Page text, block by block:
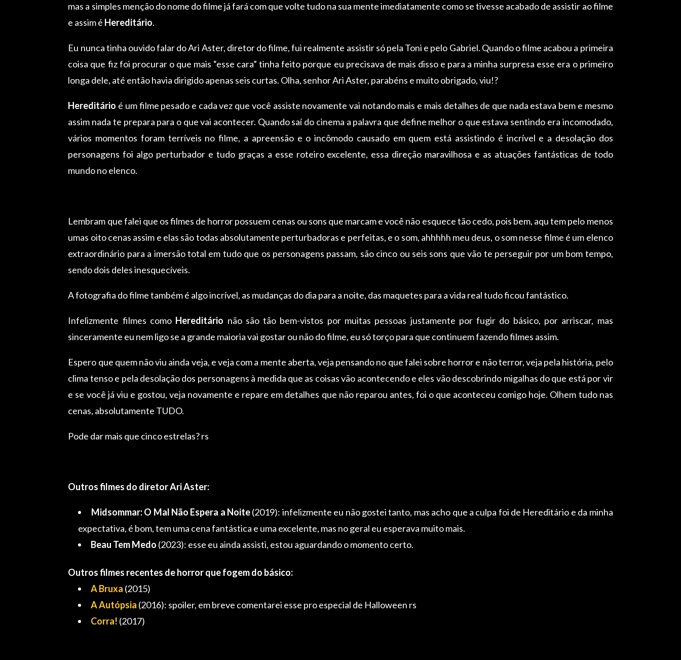
mas a simples menção do nome do filme já fará com que volte tudo na sua mente imediatamente como se tivesse acabado de assistir ao filme
e assim é Hereditário.
Eu nunca tinha ouvido falar do Ari Aster, diretor do filme, fui realmente assistir só pela Toni e pelo Gabriel. Quando o filme acabou a primeira
coisa que fiz foi procurar o que mais “esse cara” tinha feito porque eu precisava de mais disso e para a minha surpresa esse era o primeiro
longa dele, até então havia dirigido apenas seis curtas. Olha, senhor Ari Aster, parabéns e muito obrigado, viu!?
Hereditário é um filme pesado e cada vez que você assiste novamente vai notando mais e mais detalhes de que nada estava bem e mesmo
assim nada te prepara para o que vai acontecer. Quando saí do cinema a palavra que define melhor o que estava sentindo era incomodado,
vários momentos foram terríveis no filme, a apreensão e o incômodo causado em quem está assistindo é incrível e a desolação dos
personagens foi algo perturbador e tudo graças a esse roteiro excelente, essa direção maravilhosa e as atuações fantásticas de todo
mundo no elenco.
Lembram que falei que os filmes de horror possuem cenas ou sons que marcam e você não esquece tão cedo, pois bem, aqu tem pelo menos
umas oito cenas assim e elas são todas absolutamente perturbadoras e perfeitas, e o som, ahhhhh meu deus, o som nesse filme é um elenco
extraordinário para a imersão total em tudo que os personagens passam, são cinco ou seis sons que vão te perseguir por um bom tempo,
sendo dois deles inesquecíveis.
A fotografia do filme também é algo incrível, as mudanças do dia para a noite, das maquetes para a vida real tudo ficou fantástico.
Infelizmente filmes como Hereditário não são tão bem-vistos por muitas pessoas justamente por fugir do básico, por arriscar, mas
sinceramente eu nem ligo se a grande maioria vai gostar ou não do filme, eu só torço para que continuem fazendo filmes assim.
Espero que quem não viu ainda veja, e veja com a mente aberta, veja pensando no que falei sobre horror e não terror, veja pela história, pelo
clima tenso e pela desolação dos personagens à medida que as coisas vão acontecendo e eles vão descobrindo migalhas do que está por vir
e se você já viu e gostou, veja novamente e repare em detalhes que não reparou antes, foi o que aconteceu comigo hoje. Olhem tudo nas
cenas, absolutamente TUDO.
Pode dar mais que cinco estrelas? rs
Outros filmes do diretor Ari Aster:
Midsommar: O Mal Não Espera a Noite(2019): infelizmente eu não gostei tanto, mas acho que a culpa foi de Hereditário e da minha
expectativa, é bom, tem uma cena fantástica e uma excelente, mas no geral eu esperava muito mais.
Beau Tem Medo (2023): esse eu ainda assisti, estou aguardando o momento certo.
Outros filmes recentes de horror que fogem do básico:
A Bruxa (2015)
A Autópsia (2016): spoiler, em breve comentarei esse pro especial de Halloween rs
Corra! (2017)